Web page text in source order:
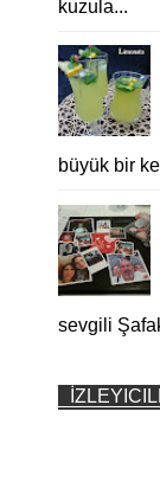
kuzula...
büyük bir
sevgili